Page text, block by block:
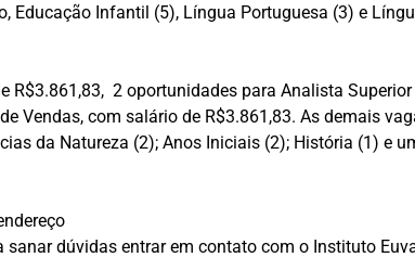
Infantil (5), Língua Portuguesa (3) e
2 oportunidades para Analista
Vendas, com salário de R$3.861,83. As demais
da Natureza (2); Anos Iniciais (2); História (1) e
sanar dúvidas entrar em contato com o Instituto